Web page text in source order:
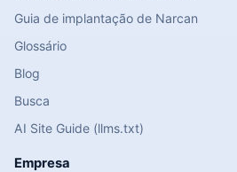
Guia de implantação de Narcan
Glossário
Blog
Busca
AI Site Guide (llms.txt)
Empresa